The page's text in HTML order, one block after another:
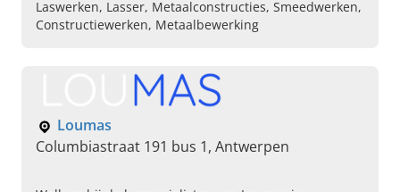
Laswerken, Lasser, Metaalconstructies, Smeedwerken,
Constructiewerken, Metaalbewerking
Loumas
Columbiastraat 191 bus 1, Antwerpen